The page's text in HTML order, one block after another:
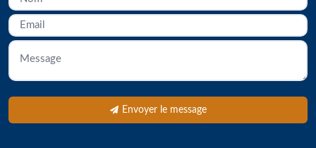
Envoyer le message